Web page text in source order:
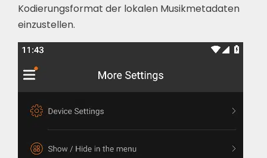
Kodierungsformat der lokalen Musikmetadaten
einzustellen.